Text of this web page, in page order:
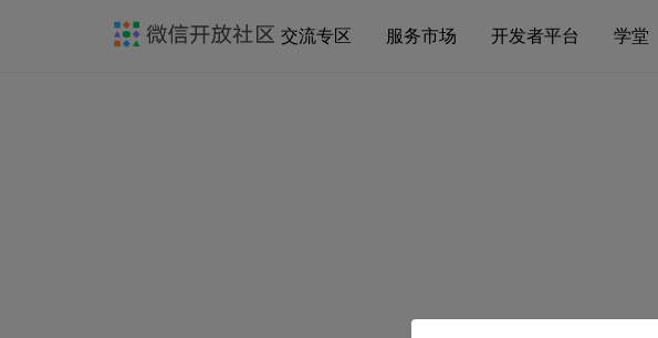
交流专区 服务市场 开发者平台 学堂